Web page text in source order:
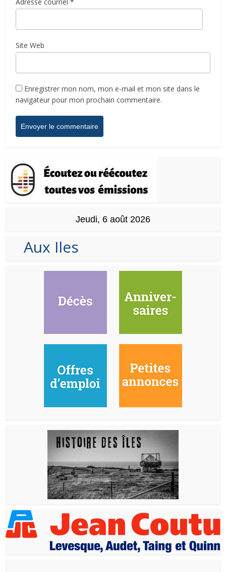
Site Web
Enregistrer mon nom, mon e-mail et mon site dans le
navigateur pour mon prochain commentaire.
Jeudi, 6 août 2026
Aux Iles